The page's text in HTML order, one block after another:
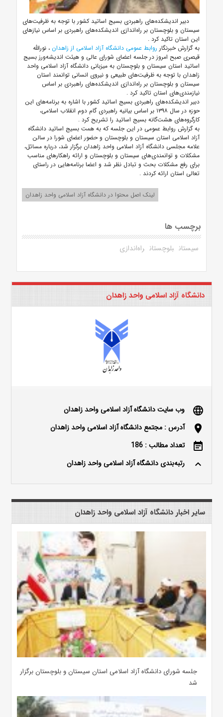
دبیر اندیشکده‌های راهبردی بسیج اساتید کشور با توجه به ظرفیت‌های
سیستان و بلوچستان بر راه‌اندازی اندیشکده‌های راهبردی بر اساس نیازهای
این استان تاکید کرد .
به گزارش خبرنگار روابط عمومی دانشگاه آزاد اسلامی از زاهدان ، نورالله
قیصری صبح امروز در جلسه اعضای شورای عالی و هیئت اندیشه‌ورز بسیج
اساتید استان سیستان و بلوچستان به میزبانی دانشگاه آزاد اسلامی واحد
زاهدان با توجه به ظرفیت‌های طبیعی و نیروی انسانی توانمند استان
سیستان و بلوچستان بر راه‌اندازی اندیشکده‌های راهبردی بر اساس
نیازمندی‌های استان تاکید کرد .
دبیر اندیشکده‌های راهبردی بسیج اساتید کشور با اشاره به برنامه‌های این
حوزه در سال ۱۳۹۸ بر اساس بیانیه راهبردی گام دوم انقلاب اسلامی،
کارگروه‌های هشت‌گانه بسیج اساتید را تشریح کرد .
به گزارش روابط عمومی در این جلسه که به همت بسیج اساتید دانشگاه
آزاد اسلامی استان سیستان و بلوچستان و حضور اعضای شورا در سالن
علامه مجلسی دانشگاه آزاد اسلامی واحد زاهدان برگزار شد، درباره مسائل،
مشکلات و توانمندی‌های سیستان و بلوچستان و ارائه راهکارهای مناسب
برای رفع‌ مشکلات بحث و تبادل نظر شد و اعضا برنامه‌هایی در راستای
تعالی استان ارائه کردند .
لینک اصل محتوا در دانشگاه آزاد اسلامی واحد زاهدان
برچسب ها
سیستان بلوچستان راه‌اندازی
دانشگاه آزاد اسلامی واحد زاهدان
language وب سایت دانشگاه آزاد اسلامی واحد زاهدان
location_on آدرس : مجتمع دانشگاه آزاد اسلامی واحد زاهدان
event_note تعداد مطالب : 186
keyboard_arrow_up رتبه‌بندی دانشگاه آزاد اسلامی واحد زاهدان
سایر اخبار دانشگاه آزاد اسلامی واحد زاهدان
جلسه شورای دانشگاه آزاد اسلامی استان سیستان و بلوچستان برگزار
شد